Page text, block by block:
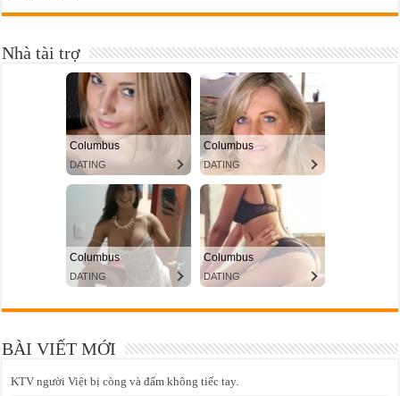
Nhà tài trợ
BÀI VIẾT MỚI
KTV người Việt bị còng và đấm không tiếc tay.